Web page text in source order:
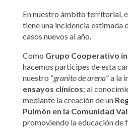
En nuestro ámbito territorial,
tiene una incidencia estimada
casos nuevos al año.
Como Grupo Cooperativo
hacemos participes de esta
nuestro “granito de arena” a la
ensayos clínicos; al
mediante la creación de un
Pulmón en la Comunidad
promoviendo la educación de